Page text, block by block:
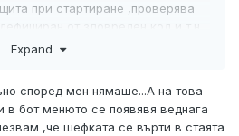
при стартиране ,проверява
от зловреден код и т.н.
Expand
според мен нямаше...А на това
бот менюто се появявя веднага
,че шефката се върти в стаята